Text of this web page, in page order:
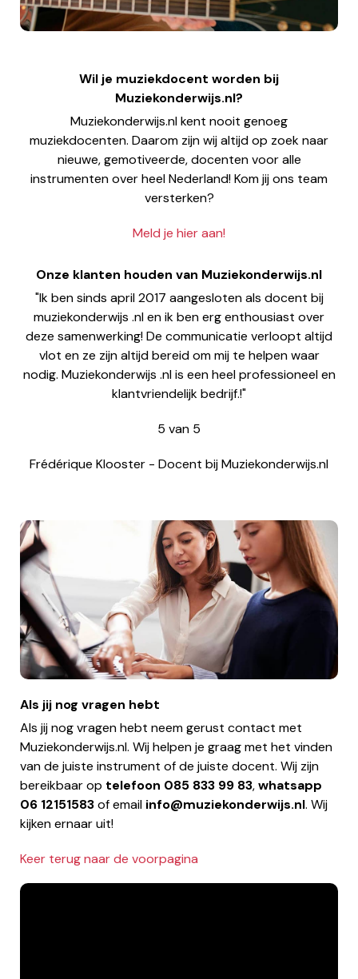
Wil je muziekdocent worden bij
Muziekonderwijs.nl?
Muziekonderwijs.nl kent nooit genoeg
muziekdocenten. Daarom zijn wij altijd op zoek naar
nieuwe, gemotiveerde, docenten voor alle
instrumenten over heel Nederland! Kom jij ons team
versterken?
Meld je hier aan!
Onze klanten houden van Muziekonderwijs.nl
"Ik ben sinds april 2017 aangesloten als docent bij
muziekonderwijs .nl en ik ben erg enthousiast over
deze samenwerking! De communicatie verloopt altijd
vlot en ze zijn altijd bereid om mij te helpen waar
nodig. Muziekonderwijs .nl is een heel professioneel en
klantvriendelijk bedrijf.!"
5 van 5
Frédérique Klooster - Docent bij Muziekonderwijs.nl
Als jij nog vragen hebt
Als jij nog vragen hebt neem gerust contact met
Muziekonderwijs.nl. Wij helpen je graag met het vinden
van de juiste instrument of de juiste docent. Wij zijn
bereikbaar op telefoon 085 833 99 83,whatsapp
06 12151583of email info@muziekonderwijs.nl. Wij
kijken ernaar uit!
Keer terug naar de voorpagina